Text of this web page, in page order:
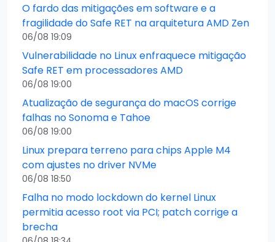
O fardo das mitigações em software e a
fragilidade do Safe RET na arquitetura AMD Zen
06/08 19:09
Vulnerabilidade no Linux enfraquece mitigação
Safe RET em processadores AMD
06/08 19:00
Atualização de segurança do macOS corrige
falhas no Sonoma e Tahoe
06/08 19:00
Linux prepara terreno para chips Apple M4
com ajustes no driver NVMe
06/08 18:50
Falha no modo lockdown do kernel Linux
permitia acesso root via PCI; patch corrige a
brecha